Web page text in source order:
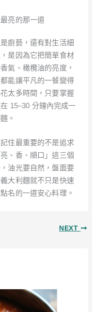
亮的那一道
廚藝，還有對生活細
是因為它把簡單食材
氣、橄欖油的亮度，
能讓平凡的一餐變得
太多時間，只要掌握
15–30 分鐘內完成一
。
住最重要的不是追求
、香、順口」這三個
油光要自然，盤面要
大利麵就不只是快速
名的一道安心料理。
NEXT